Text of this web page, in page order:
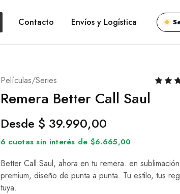
Contacto Envíos y Logística
Películas/Series
Remera Better Call Saul
Desde $ 39.990,00
6 cuotas sin interés de $6.665,00
Better Call Saul, ahora en tu remera. en
premium, diseño de punta a punta. Tu estilo, tus
tuya.